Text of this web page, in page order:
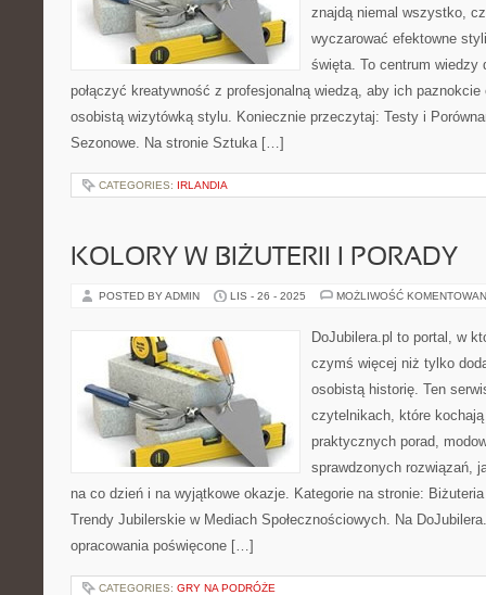
znajdą niemal wszystko,
wyczarować efektowne
święta. To centrum wiedzy
połączyć kreatywność z profesjonalną wiedzą, aby ich paznokcie
osobistą wizytówką stylu. Koniecznie przeczytaj: Testy i
Sezonowe. Na stronie Sztuka […]
CATEGORIES: IRLANDIA
KOLORY W BIŻUTERII I PORADY
POSTED BY ADMIN LIS - 26 - 2025 MOŻLIWOŚĆ
DoJubilera.pl to portal, w
czymś więcej niż tylko
osobistą historię. Ten
czytelnikach, które
praktycznych porad,
sprawdzonych rozwiązań,
na co dzień i na wyjątkowe okazje. Kategorie na stronie:
Trendy Jubilerskie w Mediach Społecznościowych. Na
opracowania poświęcone […]
CATEGORIES: GRY NA PODRÓŻE